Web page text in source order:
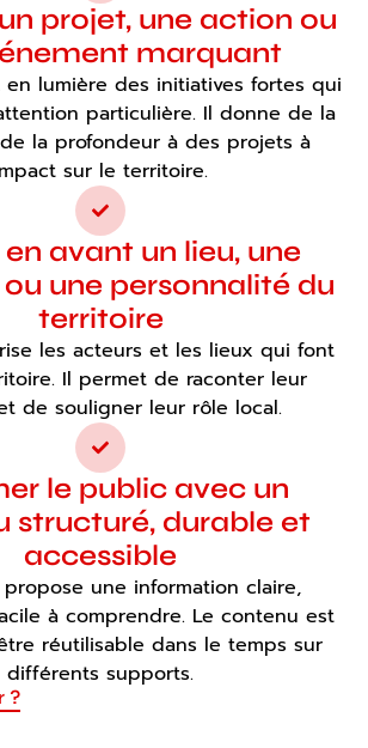
projet, une action ou
marquant
en lumière des initiatives fortes qui
particulière. Il donne de la
la profondeur à des projets à
sur le territoire.
avant un lieu, une
une personnalité du
territoire
les acteurs et les lieux qui font
Il permet de raconter leur
de souligner leur rôle local.
le public avec un
structuré, durable et
accessible
propose une information claire,
à comprendre. Le contenu est
réutilisable dans le temps sur
différents supports.
?